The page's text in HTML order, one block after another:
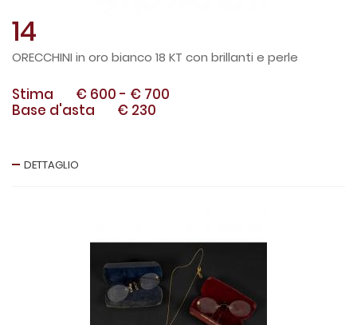
14
ORECCHINI in oro bianco 18 KT con brillanti e perle
Stima € 600 - € 700
Base d'asta
€ 230
DETTAGLIO